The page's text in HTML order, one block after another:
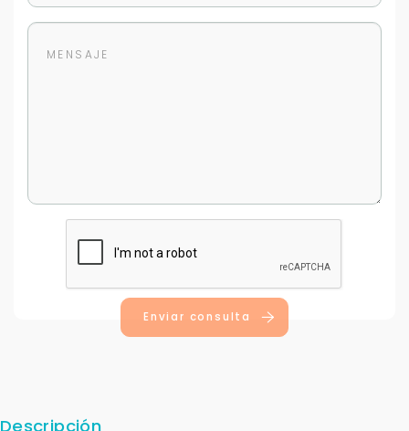
Enviar consulta
Descripción